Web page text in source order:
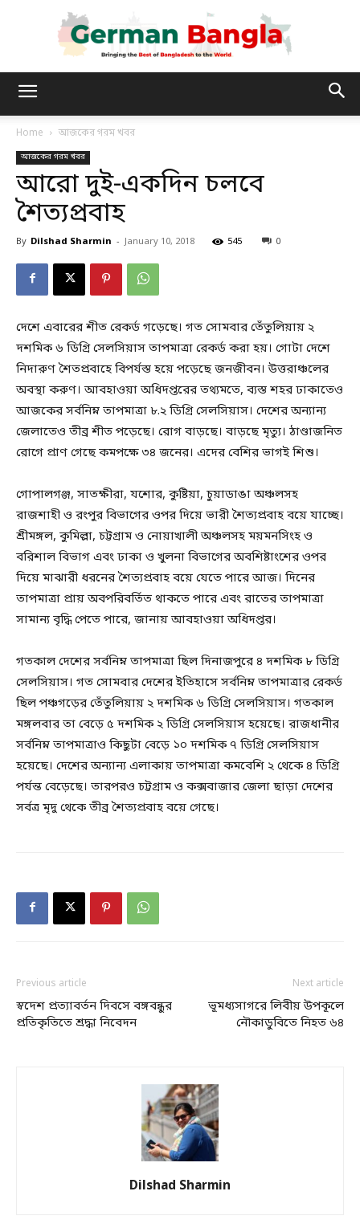
Bangla
Home আজকের গরম খবর
আজকের গরম খবর
আরো দুই-একদিন চলবে
শৈত্যপ্রবাহ
By Dilshad Sharmin - January 10, 2018 545 0
দেশে এবারের শীত রেকর্ড গড়েছে। গত সোমবার তেঁতুলিয়ায় ২
দশমিক ৬ ডিগ্রি সেলসিয়াস তাপমাত্রা রেকর্ড করা হয়। গোটা দেশে
নিদারুণ শৈতপ্রবাহে বিপর্যস্ত হয়ে পড়েছে জনজীবন। উত্তরাঞ্চলের
অবস্থা করুণ। আবহাওয়া অধিদপ্তরের তথ্যমতে, ব্যস্ত শহর ঢাকাতেও
আজকের সর্বনিম্ন তাপমাত্রা ৮.২ ডিগ্রি সেলসিয়াস। দেশের অন্যান্য
জেলাতেও তীব্র শীত পড়েছে। রোগ বাড়ছে। বাড়ছে মৃত্যু। ঠাণ্ডাজনিত
রোগে প্রাণ গেছে কমপক্ষে ৩৪ জনের। এদের বেশির ভাগই শিশু।
গোপালগঞ্জ, সাতক্ষীরা, যশোর, কুষ্টিয়া, চুয়াডাঙা অঞ্চলসহ
রাজশাহী ও রংপুর বিভাগের ওপর দিয়ে ভারী শৈত্যপ্রবাহ বয়ে যাচ্ছে।
শ্রীমঙ্গল, কুমিল্লা, চট্টগ্রাম ও নোয়াখালী অঞ্চলসহ ময়মনসিংহ ও
বরিশাল বিভাগ এবং ঢাকা ও খুলনা বিভাগের অবশিষ্টাংশের ওপর
দিয়ে মাঝারী ধরনের শৈত্যপ্রবাহ বয়ে যেতে পারে আজ। দিনের
তাপমাত্রা প্রায় অবপরিবর্তিত থাকতে পারে এবং রাতের তাপমাত্রা
সামান্য বৃদ্ধি পেতে পারে, জানায় আবহাওয়া অধিদপ্তর।
গতকাল দেশের সর্বনিম্ন তাপমাত্রা ছিল দিনাজপুরে ৪ দশমিক ৮ ডিগ্রি
সেলসিয়াস। গত সোমবার দেশের ইতিহাসে সর্বনিম্ন তাপমাত্রার রেকর্ড
ছিল পঞ্চগড়ের তেঁতুলিয়ায় ২ দশমিক ৬ ডিগ্রি সেলসিয়াস। গতকাল
মঙ্গলবার তা বেড়ে ৫ দশমিক ২ ডিগ্রি সেলসিয়াস হয়েছে। রাজধানীর
সর্বনিম্ন তাপমাত্রাও কিছুটা বেড়ে ১০ দশমিক ৭ ডিগ্রি সেলসিয়াস
হয়েছে। দেশের অন্যান্য এলাকায় তাপমাত্রা কমবেশি ২ থেকে ৪ ডিগ্রি
পর্যন্ত বেড়েছে। তারপরও চট্টগ্রাম ও কক্সবাজার জেলা ছাড়া দেশের
সর্বত্র মৃদু থেকে তীব্র শৈত্যপ্রবাহ বয়ে গেছে।
Previous article
স্বদেশ প্রত্যাবর্তন দিবসে বঙ্গবন্ধুর
প্রতিকৃতিতে শ্রদ্ধা নিবেদন
Next article
ভূমধ্যসাগরে লিবীয় উপকূলে
নৌকাডুবিতে নিহত ৬৪
Dilshad Sharmin